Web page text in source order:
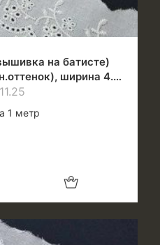
на батисте)
ширина 4.5
1 метр
Добавить в корзину